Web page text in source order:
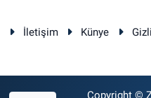
İletişim Künye
Copyright ©